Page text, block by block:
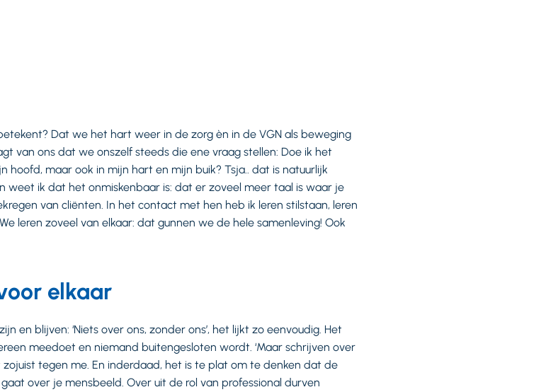
Dat we het hart weer in de zorg èn in de VGN als beweging
van ons dat we onszelf steeds die ene vraag stellen: Doe ik het
hoofd, maar ook in mijn hart en mijn buik? Tsja.. dat is natuurlijk
weet ik dat het onmiskenbaar is: dat er zoveel meer taal is waar je
van cliënten. In het contact met hen heb ik leren stilstaan, leren
leren zoveel van elkaar: dat gunnen we de hele samenleving! Ook
elkaar
en blijven: ‘Niets over ons, zonder ons’, het lijkt zo eenvoudig. Het
meedoet en niemand buitengesloten wordt. ‘Maar schrijven over
zojuist tegen me. En inderdaad, het is te plat om te denken dat de
over je mensbeeld. Over uit de rol van professional durven